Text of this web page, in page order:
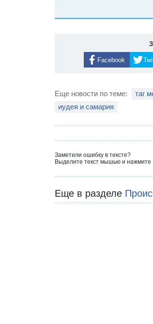
Facebook
Еще новости по теме: таг
иудея и самария
Заметили ошибку в тексте?
Выделите текст мышью и нажмите
Еще в разделе